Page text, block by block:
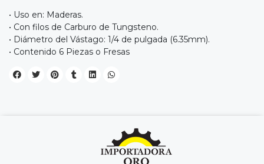
• Uso en: Maderas.
• Con filos de Carburo de Tungsteno.
• Diámetro del Vástago: 1/4 de pulgada (6.35mm).
• Contenido 6 Piezas o Fresas